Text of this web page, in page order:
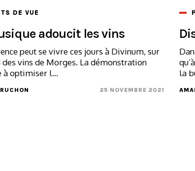
DE VUE
adoucit les vins
peut se vivre ces jours à Divinum, sur
des vins de Morges. La démonstration
à optimiser l...
25 NOVEMBRE 2021
la